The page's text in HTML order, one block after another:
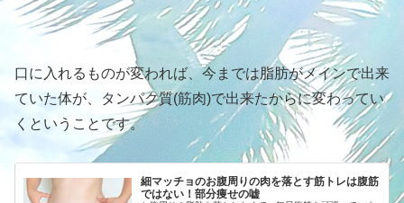
口に入れるものが変われば、今までは脂肪がメインで出来
ていた体が、タンパク質(筋肉)で出来たからに変わってい
くということです。
細マッチョのお腹周りの肉を落とす筋トレは腹筋
ではない！部分痩せの嘘